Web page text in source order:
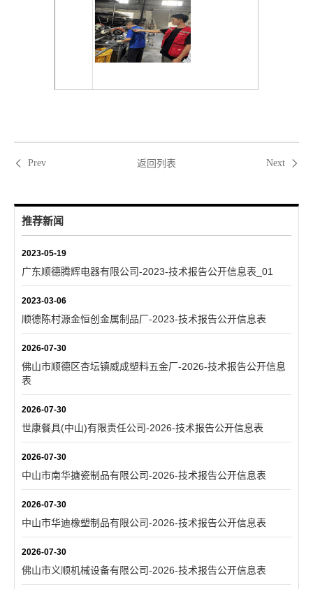
Prev 返回列表 Next
推荐新闻
2023-05-19
广东顺德腾辉电器有限公司-2023-技术报告公开信息表_01
2023-03-06
顺德陈村源金恒创金属制品厂-2023-技术报告公开信息表
2026-07-30
佛山市顺德区杏坛镇威成塑料五金厂-2026-技术报告公开信息
表
2026-07-30
世康餐具(中山)有限责任公司-2026-技术报告公开信息表
2026-07-30
中山市南华搪瓷制品有限公司-2026-技术报告公开信息表
2026-07-30
中山市华迪橡塑制品有限公司-2026-技术报告公开信息表
2026-07-30
佛山市义顺机械设备有限公司-2026-技术报告公开信息表